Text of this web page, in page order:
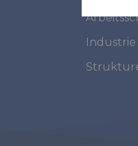
Industrie